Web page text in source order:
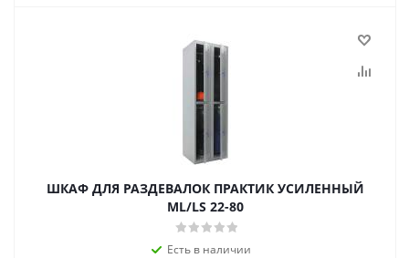
ШКАФ ДЛЯ РАЗДЕВАЛОК ПРАКТИК УСИЛЕННЫЙ
ML/LS 22-80
Есть в наличии